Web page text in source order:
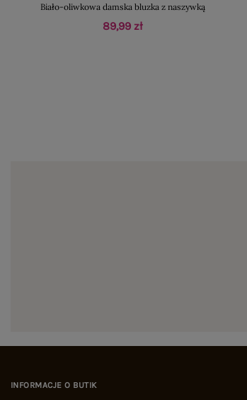
Biało-oliwkowa damska bluzka z naszywką
89,99 zł
INFORMACJE O BUTIK